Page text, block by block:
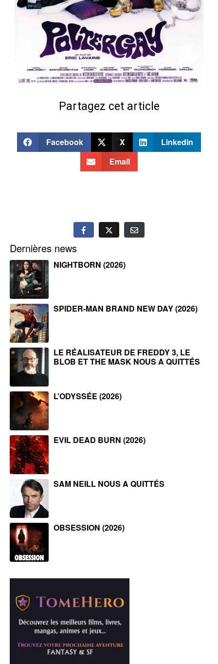
Partagez cet article
Facebook X
Linkedin
Email
Dernières news
NIGHTBORN (2026)
SPIDER-MAN BRAND NEW DAY (2026)
LE RÉALISATEUR DE FREDDY 3, LE
BLOB ET THE MASK NOUS A QUITTÉS
L’ODYSSÉE (2026)
EVIL DEAD BURN (2026)
SAM NEILL NOUS A QUITTÉS
OBSESSION (2026)